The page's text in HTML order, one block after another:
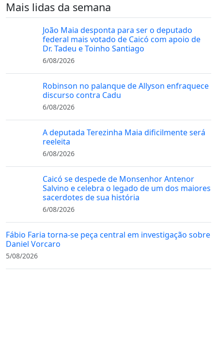
Mais lidas da semana
João Maia desponta para ser o deputado
federal mais votado de Caicó com apoio de
Dr. Tadeu e Toinho Santiago
6/08/2026
Robinson no palanque de Allyson enfraquece
discurso contra Cadu
6/08/2026
A deputada Terezinha Maia dificilmente será
reeleita
6/08/2026
Caicó se despede de Monsenhor Antenor
Salvino e celebra o legado de um dos maiores
sacerdotes de sua história
6/08/2026
Fábio Faria torna-se peça central em investigação sobre
Daniel Vorcaro
5/08/2026